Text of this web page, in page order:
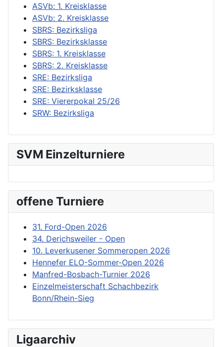
ASVb: 1. Kreisklasse
ASVb: 2. Kreisklasse
SBRS: Bezirksliga
SBRS: Bezirksklasse
SBRS: 1. Kreisklasse
SBRS: 2. Kreisklasse
SRE: Bezirksliga
SRE: Bezirksklasse
SRE: Viererpokal 25/26
SRW: Bezirksliga
SVM Einzelturniere
offene Turniere
31. Ford-Open 2026
34. Derichsweiler - Open
10. Leverkusener Sommeropen 2026
Hennefer ELO-Sommer-Open 2026
Manfred-Bosbach-Turnier 2026
Einzelmeisterschaft Schachbezirk
Bonn/Rhein-Sieg
Ligaarchiv